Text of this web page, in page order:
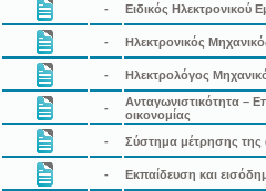
-
Ειδικός Ηλεκτρονικού
- Ηλεκτρονικός
- Ηλεκτρολόγος
-
Ανταγωνιστικότητα –
οικονομίας
-
Σύστημα μέτρησης της
- Εκπαίδευση και